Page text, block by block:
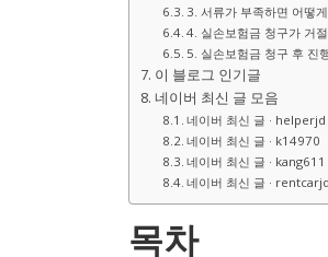
3. 서류가 부족하면 어떻
4. 실손보험금 청구가 거
5. 실손보험금 청구 후 진
이 블로그 인기글
네이버 최신 글 모음
네이버 최신 글 · helperjd
네이버 최신 글 · k14970
네이버 최신 글 · kang611
네이버 최신 글 · rentcarjd
목차